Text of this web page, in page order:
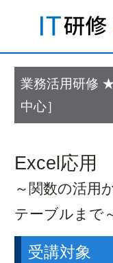
嶺北会場研
嶺南会場研
おすすめ研
会場への
サテライト
業務活用研修
中心］
Excel応用
～関数の活用
テーブルまで
受講対象